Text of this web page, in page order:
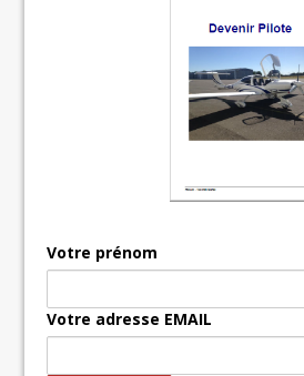
Votre prénom
Votre adresse EMAIL